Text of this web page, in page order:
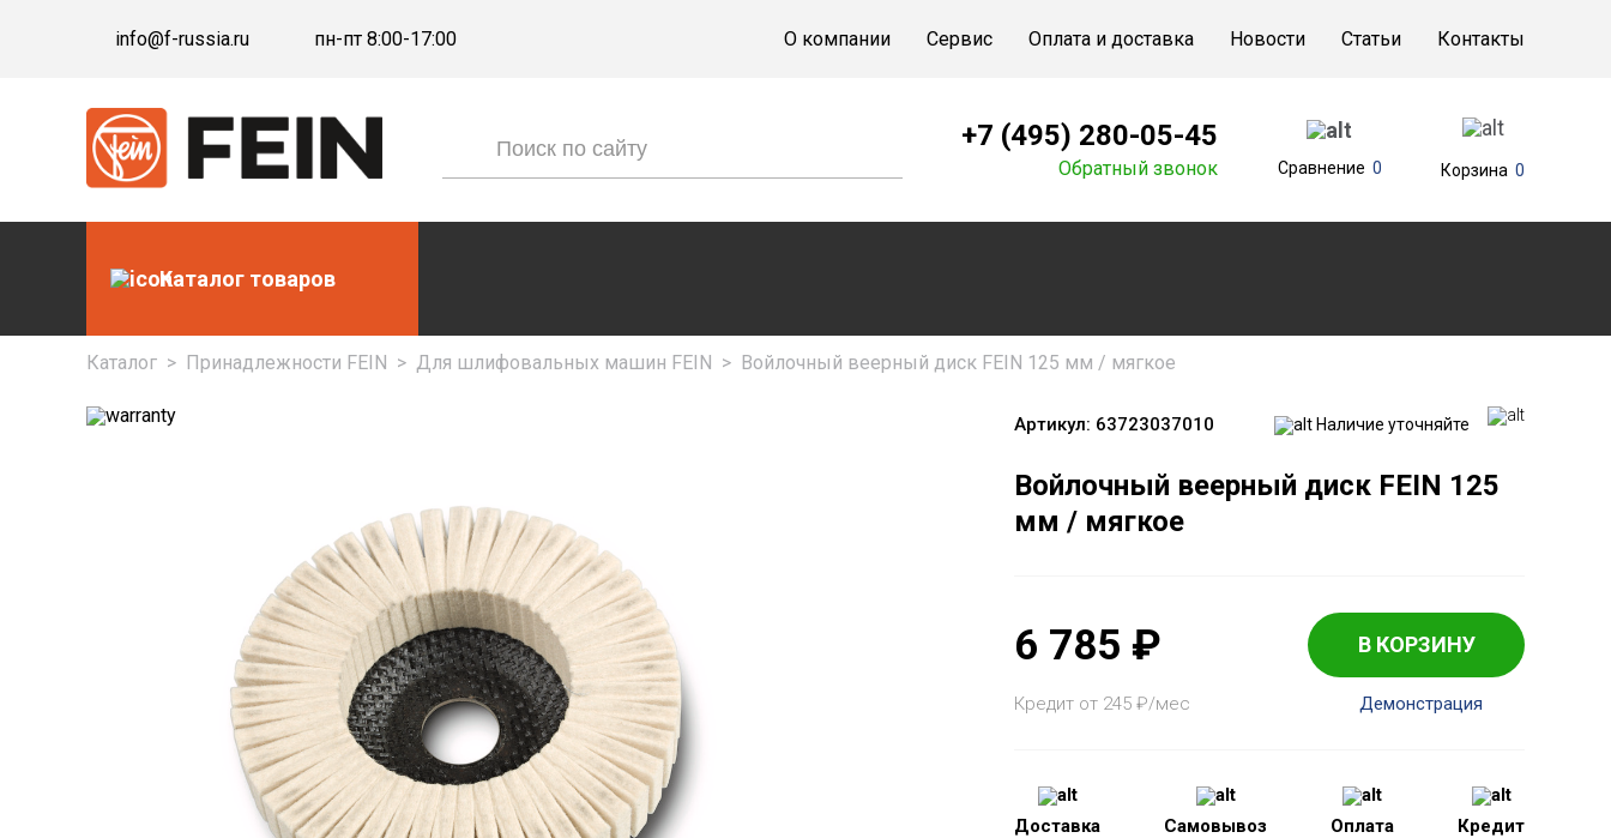
info@f-russia.ru пн-пт 8:00-17:00 О компании Сервис Оплата и доставка Новости Статьи Контакты
+7 (495) 280-05-45
Обратный звонок Сравнение 0 Корзина 0
Каталог товаров
Каталог > Принадлежности FEIN > Для шлифовальных машин FEIN > Войлочный веерный диск FEIN 125 мм / мягкое
Артикул: 63723037010 Наличие уточняйте
Войлочный веерный диск FEIN 125
мм / мягкое
6 785 ₽ В КОРЗИНУ
Кредит от 245 ₽/мес Демонстрация
Доставка Самовывоз Оплата Кредит